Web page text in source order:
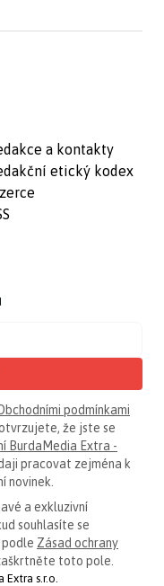
a kontakty
etický kodex
podmínkami
že jste se
BurdaMedia Extra -
pracovat zejména k
novinek.
a exkluzivní
souhlasíte se
Zásad ochrany
toto pole.
s.r.o.